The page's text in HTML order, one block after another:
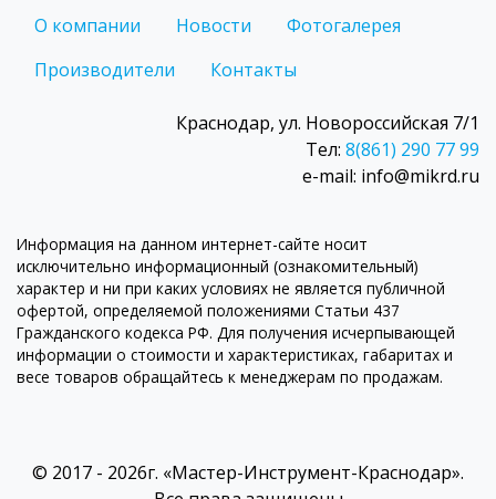
О компании Новости
Фотогалерея
Производители
Контакты
Краснодар, ул. Новороссийская 7/1
Тел: 8(861) 290 77 99
e-mail: info@mikrd.ru
Информация на данном интернет-сайте носит
исключительно информационный (ознакомительный)
характер и ни при каких условиях не является публичной
офертой, определяемой положениями Статьи 437
Гражданского кодекса РФ. Для получения исчерпывающей
информации о стоимости и характеристиках, габаритах и
весе товаров обращайтесь к менеджерам по продажам.
© 2017 - 2026г. «Мастер-Инструмент-Краснодар».